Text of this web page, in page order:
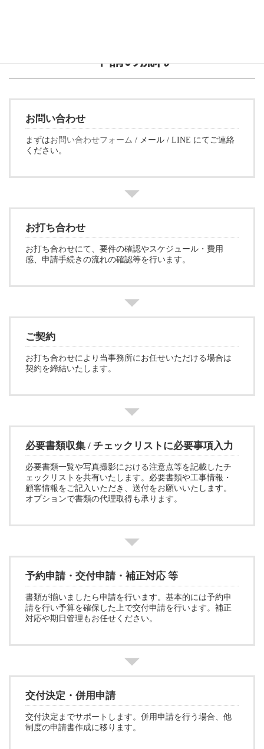
申請の流れ
お問い合わせ
まずはお問い合わせフォーム / メール / LINE にてご連絡
ください。
お打ち合わせ
お打ち合わせにて、要件の確認やスケジュール・費用
感、申請手続きの流れの確認等を行います。
ご契約
お打ち合わせにより当事務所にお任せいただける場合は
契約を締結いたします。
必要書類収集 / チェックリストに必要事項入力
必要書類一覧や写真撮影における注意点等を記載したチ
ェックリストを共有いたします。必要書類や工事情報・
顧客情報をご記入いただき、送付をお願いいたします。
オプションで書類の代理取得も承ります。
予約申請・交付申請・補正対応 等
書類が揃いましたら申請を行います。基本的には予約申
請を行い予算を確保した上で交付申請を行います。補正
対応や期日管理もお任せください。
交付決定・併用申請
交付決定までサポートします。併用申請を行う場合、他
制度の申請書作成に移ります。